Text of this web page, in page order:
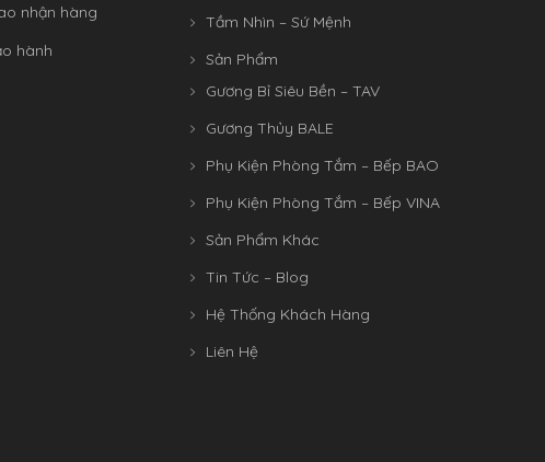
nhận hàng
hành
Tầm Nhìn – Sứ Mệnh
Sản Phẩm
Gương Bỉ Siêu Bền – TAV
Gương Thủy BALE
Phụ Kiện Phòng Tắm – Bếp BAO
Phụ Kiện Phòng Tắm – Bếp VINA
Sản Phẩm Khác
Tin Tức – Blog
Hệ Thống Khách Hàng
Liên Hệ